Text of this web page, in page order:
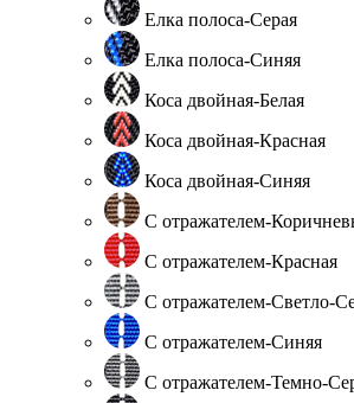
Елка полоса-Серая
Елка полоса-Синяя
Коса двойная-Белая
Коса двойная-Красная
Коса двойная-Синяя
С отражателем-
С отражателем-Красная
С отражателем-Светло-
С отражателем-Синяя
С отражателем-Темно-